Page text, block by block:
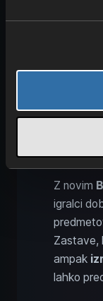
Hkrati
uspeh
Z novim
igralci
Zastave,
ampak
lahko